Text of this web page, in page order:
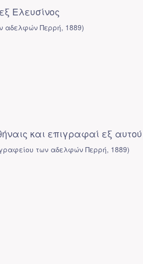
Ελευσίνος
αδελφών Περρή, 1889)
και επιγραφαί εξ αυτού
των αδελφών Περρή, 1889)